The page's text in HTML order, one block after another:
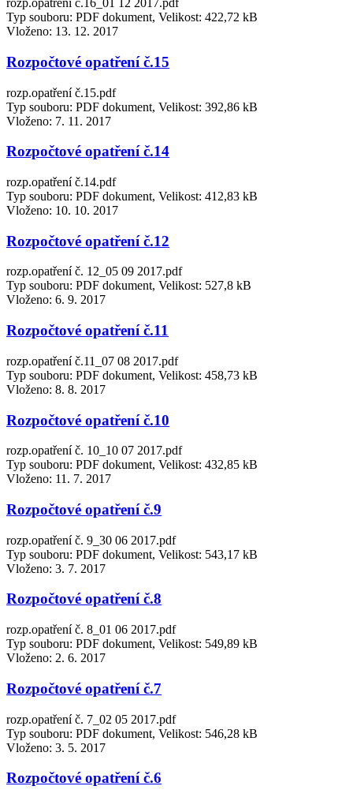
rozp.opatření č.16_01 12 2017.pdf
Typ souboru: PDF dokument, Velikost: 422,72 kB
Vloženo: 13. 12. 2017
Rozpočtové opatření č.15
rozp.opatření č.15.pdf
Typ souboru: PDF dokument, Velikost: 392,86 kB
Vloženo: 7. 11. 2017
Rozpočtové opatření č.14
rozp.opatření č.14.pdf
Typ souboru: PDF dokument, Velikost: 412,83 kB
Vloženo: 10. 10. 2017
Rozpočtové opatření č.12
rozp.opatření č. 12_05 09 2017.pdf
Typ souboru: PDF dokument, Velikost: 527,8 kB
Vloženo: 6. 9. 2017
Rozpočtové opatření č.11
rozp.opatření č.11_07 08 2017.pdf
Typ souboru: PDF dokument, Velikost: 458,73 kB
Vloženo: 8. 8. 2017
Rozpočtové opatření č.10
rozp.opatření č. 10_10 07 2017.pdf
Typ souboru: PDF dokument, Velikost: 432,85 kB
Vloženo: 11. 7. 2017
Rozpočtové opatření č.9
rozp.opatření č. 9_30 06 2017.pdf
Typ souboru: PDF dokument, Velikost: 543,17 kB
Vloženo: 3. 7. 2017
Rozpočtové opatření č.8
rozp.opatření č. 8_01 06 2017.pdf
Typ souboru: PDF dokument, Velikost: 549,89 kB
Vloženo: 2. 6. 2017
Rozpočtové opatření č.7
rozp.opatření č. 7_02 05 2017.pdf
Typ souboru: PDF dokument, Velikost: 546,28 kB
Vloženo: 3. 5. 2017
Rozpočtové opatření č.6